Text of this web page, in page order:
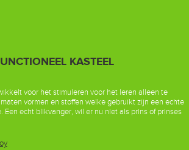
KASTEEL
voor het stimuleren voor het leren alleen te
vormen en stoffen welke gebruikt zijn een echte
Een echt blikvanger, wil er nu niet als prins of prinses